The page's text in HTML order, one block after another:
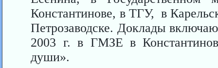
Константинове, в ТГУ, в
Петрозаводске. Доклады
2003 г. в ГМЗЕ в
души».